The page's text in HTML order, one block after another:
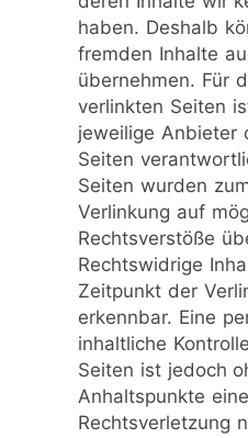
haben. Deshalb
fremden Inhalte
übernehmen. Für
verlinkten Seiten
jeweilige Anbieter
Seiten
Seiten wurden
Verlinkung auf
Rechtsverstöße
Rechtswidrige
Zeitpunkt der
erkennbar. Eine
inhaltliche
Seiten ist jedoch
Anhaltspunkte
Rechtsverletzung